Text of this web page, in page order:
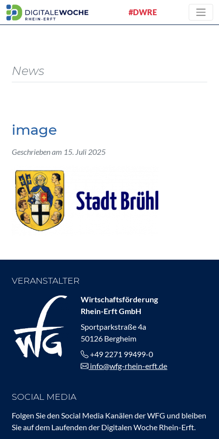
#DWRE
News
image
Geschrieben am 15. Juli 2025
VERANSTALTER
Wirtschaftsförderung
Rhein-Erft GmbH
Sportparkstraße 4a
50126 Bergheim
+49 2271 99499-0
info@wfg-rhein-erft.de
SOCIAL MEDIA
Folgen Sie den Social Media Kanälen der WFG und bleiben
Sie auf dem Laufenden der Digitalen Woche Rhein-Erft.